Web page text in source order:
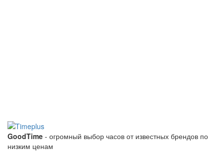
GoodTime - огромный выбор часов от известных брендов по
низким ценам